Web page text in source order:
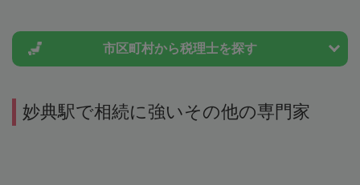
市区町村から税理士を探す
妙典駅で相続に強いその他の専門家